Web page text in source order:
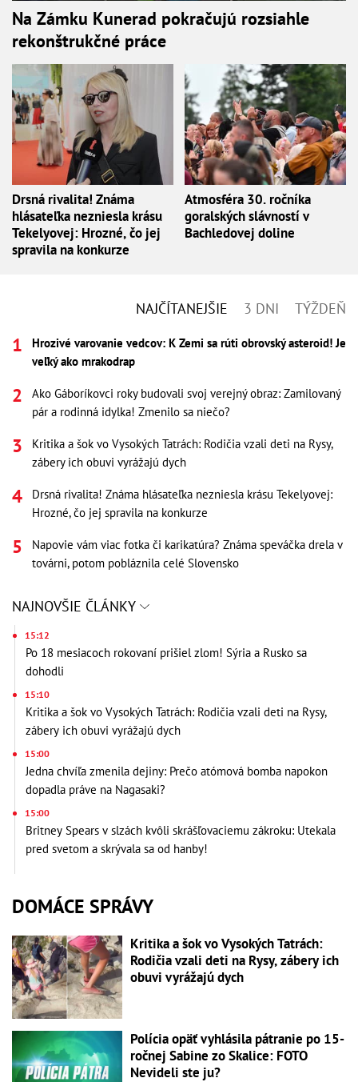
Na Zámku Kunerad pokračujú rozsiahle
rekonštrukčné práce
Drsná rivalita! Známa
hlásateľka nezniesla krásu
Tekelyovej: Hrozné, čo jej
spravila na konkurze
Atmosféra 30. ročníka
goralských slávností v
Bachledovej doline
NAJČÍTANEJŠIE 3 DNI TÝŽDEŇ
Hrozivé varovanie vedcov: K Zemi sa rúti obrovský asteroid! Je
veľký ako mrakodrap
Ako Gáboríkovci roky budovali svoj verejný obraz: Zamilovaný
pár a rodinná idylka! Zmenilo sa niečo?
Kritika a šok vo Vysokých Tatrách: Rodičia vzali deti na Rysy,
zábery ich obuvi vyrážajú dych
Drsná rivalita! Známa hlásateľka nezniesla krásu Tekelyovej:
Hrozné, čo jej spravila na konkurze
Napovie vám viac fotka či karikatúra? Známa speváčka drela v
továrni, potom pobláznila celé Slovensko
NAJNOVŠIE ČLÁNKY
15:12
Po 18 mesiacoch rokovaní prišiel zlom! Sýria a Rusko sa
dohodli
15:10
Kritika a šok vo Vysokých Tatrách: Rodičia vzali deti na Rysy,
zábery ich obuvi vyrážajú dych
15:00
Jedna chvíľa zmenila dejiny: Prečo atómová bomba napokon
dopadla práve na Nagasaki?
15:00
Britney Spears v slzách kvôli skrášľovaciemu zákroku: Utekala
pred svetom a skrývala sa od hanby!
DOMÁCE SPRÁVY
Kritika a šok vo Vysokých Tatrách:
Rodičia vzali deti na Rysy, zábery ich
obuvi vyrážajú dych
Polícia opäť vyhlásila pátranie po 15-
ročnej Sabine zo Skalice: FOTO
Nevideli ste ju?